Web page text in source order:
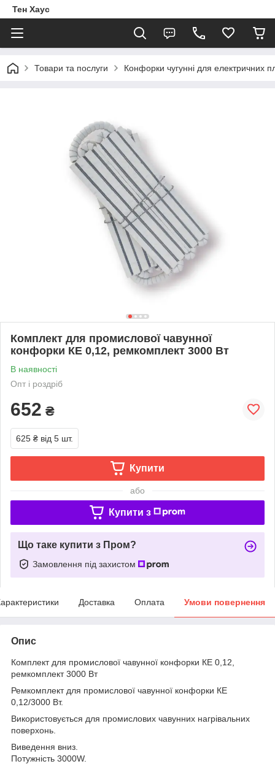
Тен Хаус
Товари та послуги Конфорки чугунні для електричних
Комплект для промислової чавунної
конфорки КЕ 0,12, ремкомплект 3000 Вт
В наявності
Опт і роздріб
652 ₴
625 ₴ від 5 шт.
Купити
або
Купити з
Що таке купити з Пром?
Замовлення під захистом
Доставка Оплата Умови повернення
Опис
Комплект для промислової чавунної конфорки КЕ 0,12,
ремкомплект 3000 Вт
Ремкомплект для промислової чавунної конфорки КЕ
0,12/3000 Вт.
Використовується для промислових чавунних нагрівальних
поверхонь.
Виведення вниз.
Потужність 3000W.